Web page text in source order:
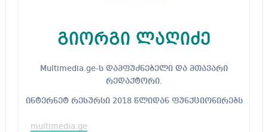
გიორგი ლაღიძე
Multimedia.ge-ს დამფუძნებელი და მთავარი
რედაქტორი.
ინტერნეტ რესურსი 2018 წლიდან ფუნქციონირებს
multimedia.ge